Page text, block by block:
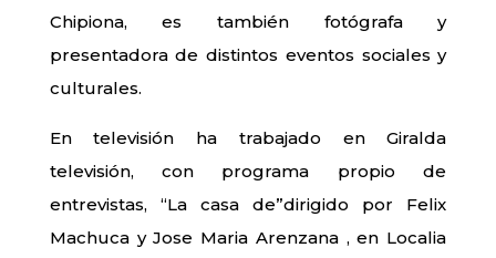
Chipiona, es también fotógrafa y
presentadora de distintos eventos sociales y
culturales.
En televisión ha trabajado en Giralda
televisión, con programa propio de
entrevistas, “La casa de”dirigido por Felix
Machuca y Jose Maria Arenzana , en Localia